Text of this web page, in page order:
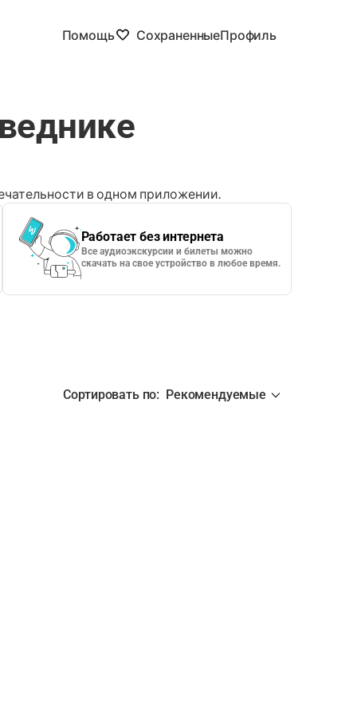
Помощь СохраненныеПрофиль
в одном приложении.
Работает без интернета
Все аудиоэкскурсии и билеты можно
скачать на свое устройство в любое время.
Сортировать по: Рекомендуемые